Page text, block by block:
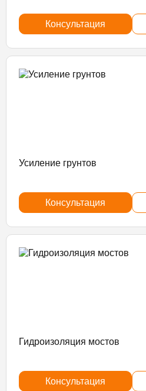
Консультация
Усиление грунтов
Консультация
Гидроизоляция мостов
Консультация